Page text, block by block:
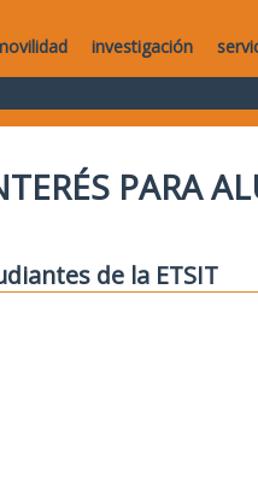
investigación
PARA
de la ETSIT